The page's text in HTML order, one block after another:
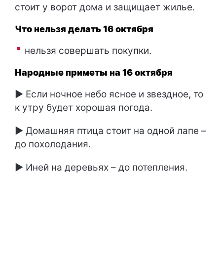
стоит у ворот дома и защищает жилье.
Что нельзя делать 16 октября
нельзя совершать покупки.
Народные приметы на 16 октября
► Если ночное небо ясное и звездное, то
к утру будет хорошая погода.
► Домашняя птица стоит на одной лапе –
до похолодания.
► Иней на деревьях – до потепления.